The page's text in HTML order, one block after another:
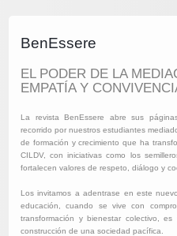
BenEssere
EL PODER DE LA
EMPATÍA Y
La revista BenEssere abre sus
recorrido por nuestros estudiantes
de formación y crecimiento que ha
CILDV, con iniciativas como los
fortalecen valores de respeto, diálogo y
Los invitamos a adentrase en este
educación, cuando se vive con
transformación y bienestar colectivo,
construcción de una sociedad pacífica.